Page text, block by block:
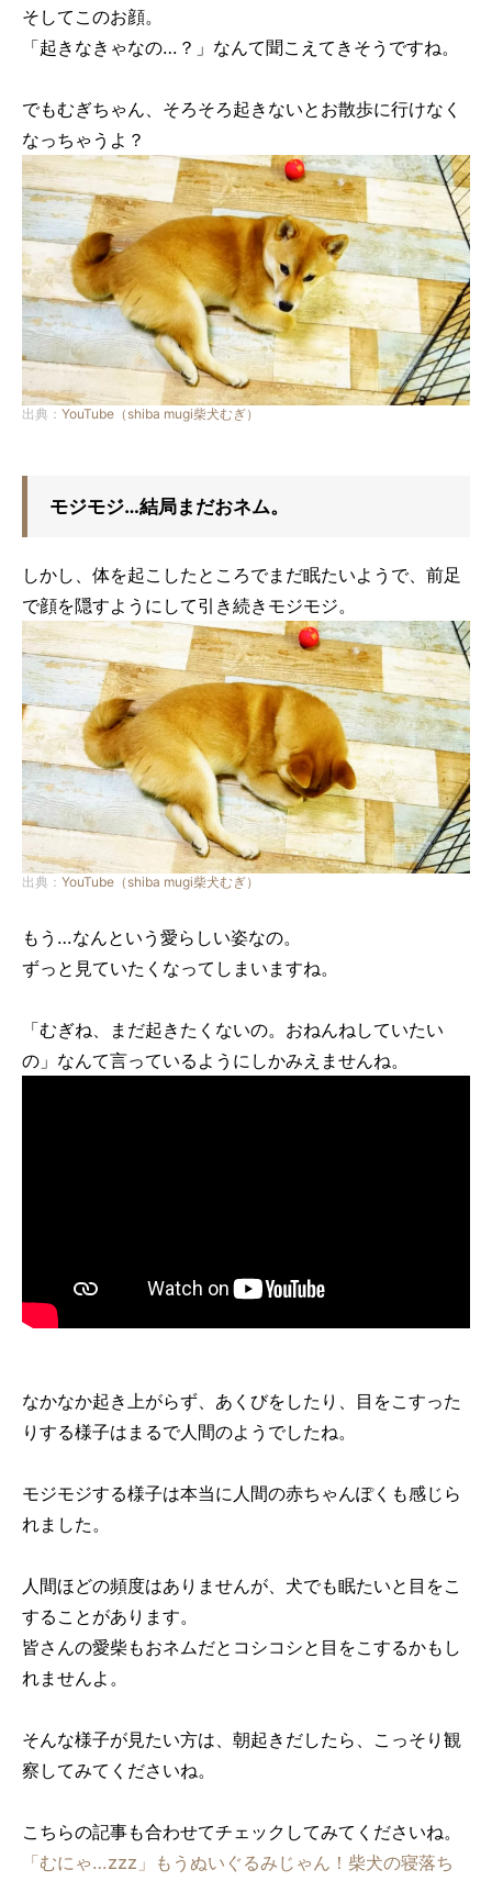
そしてこのお顔。
「起きなきゃなの…？」なんて聞こえてきそうですね。
でもむぎちゃん、そろそろ起きないとお散歩に行けなく
なっちゃうよ？
出典： YouTube（shiba mugi柴犬むぎ）
モジモジ…結局まだおネム。
しかし、体を起こしたところでまだ眠たいようで、前足
で顔を隠すようにして引き続きモジモジ。
出典： YouTube（shiba mugi柴犬むぎ）
もう…なんという愛らしい姿なの。
ずっと見ていたくなってしまいますね。
「むぎね、まだ起きたくないの。おねんねしていたい
の」なんて言っているようにしかみえませんね。
なかなか起き上がらず、あくびをしたり、目をこすった
りする様子はまるで人間のようでしたね。
モジモジする様子は本当に人間の赤ちゃんぽくも感じら
れました。
人間ほどの頻度はありませんが、犬でも眠たいと目をこ
することがあります。
皆さんの愛柴もおネムだとコシコシと目をこするかもし
れませんよ。
そんな様子が見たい方は、朝起きだしたら、こっそり観
察してみてくださいね。
こちらの記事も合わせてチェックしてみてくださいね。
「むにゃ…zzz」もうぬいぐるみじゃん！柴犬の寝落ち